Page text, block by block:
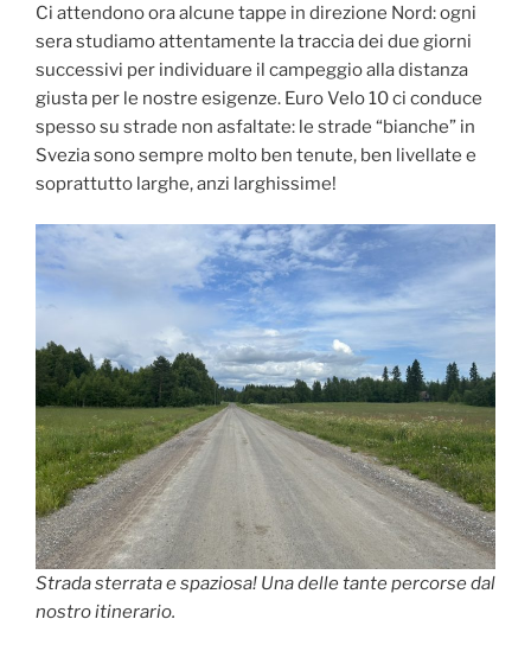
Ci attendono ora alcune tappe in direzione Nord: ogni
sera studiamo attentamente la traccia dei due giorni
successivi per individuare il campeggio alla distanza
giusta per le nostre esigenze. Euro Velo 10 ci conduce
spesso su strade non asfaltate: le strade “bianche” in
Svezia sono sempre molto ben tenute, ben livellate e
soprattutto larghe, anzi larghissime!
Strada sterrata e spaziosa! Una delle tante percorse dal
nostro itinerario.